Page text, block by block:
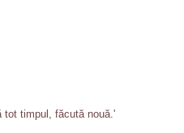
tot timpul, făcută nouă.'